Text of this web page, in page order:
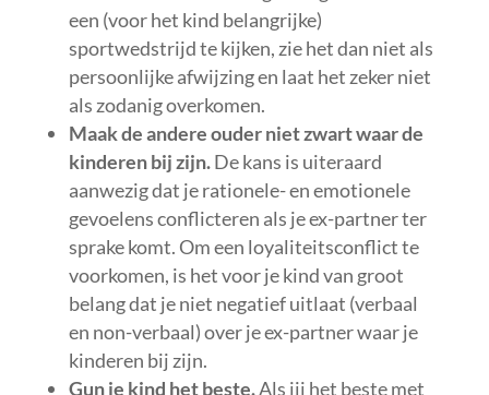
een (voor het kind belangrijke)
sportwedstrijd te kijken, zie het dan niet als
persoonlijke afwijzing en laat het zeker niet
als zodanig overkomen.
Maak de andere ouder niet zwart waar de
kinderen bij zijn.De kans is uiteraard
aanwezig dat je rationele- en emotionele
gevoelens conflicteren als je ex-partner ter
sprake komt. Om een loyaliteitsconflict te
voorkomen, is het voor je kind van groot
belang dat je niet negatief uitlaat (verbaal
en non-verbaal) over je ex-partner waar je
kinderen bij zijn.
Gun je kind het beste.Als jij het beste met